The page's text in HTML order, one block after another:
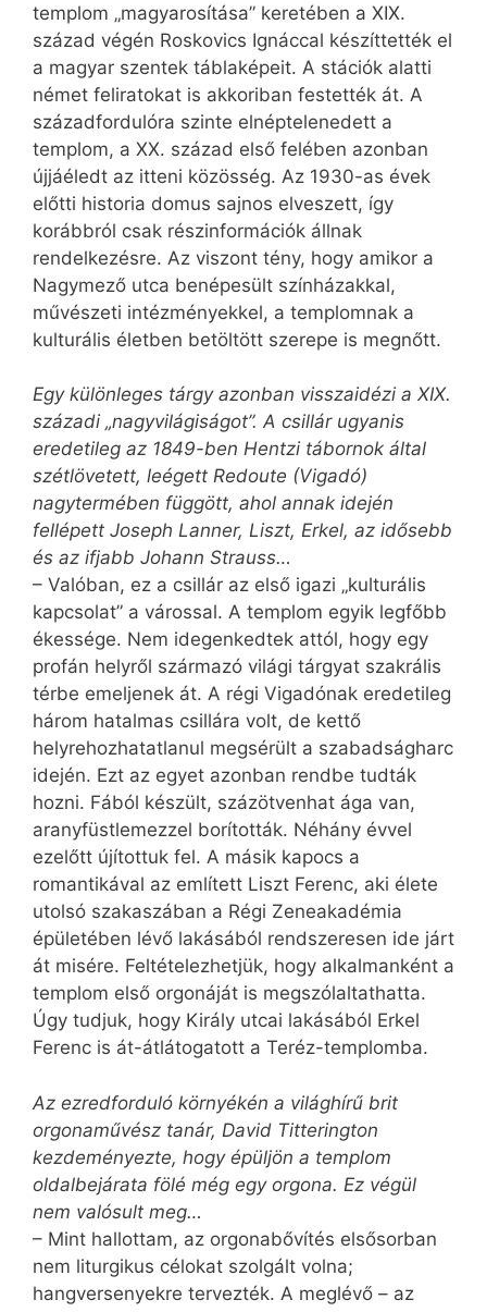
templom „magyarosítása” keretében a XIX.
század végén Roskovics Ignáccal készíttették el
a magyar szentek táblaképeit. A stációk alatti
német feliratokat is akkoriban festették át. A
századfordulóra szinte elnéptelenedett a
templom, a XX. század első felében azonban
újjáéledt az itteni közösség. Az 1930-as évek
előtti historia domus sajnos elveszett, így
korábbról csak részinformációk állnak
rendelkezésre. Az viszont tény, hogy amikor a
Nagymező utca benépesült színházakkal,
művészeti intézményekkel, a templomnak a
kulturális életben betöltött szerepe is megnőtt.
Egy különleges tárgy azonban visszaidézi a XIX.
századi „nagyvilágiságot”. A csillár ugyanis
eredetileg az 1849-ben Hentzi tábornok által
szétlövetett, leégett Redoute (Vigadó)
nagytermében függött, ahol annak idején
fellépett Joseph Lanner, Liszt, Erkel, az idősebb
és az ifjabb Johann Strauss…
– Valóban, ez a csillár az első igazi „kulturális
kapcsolat” a várossal. A templom egyik legfőbb
ékessége. Nem idegenkedtek attól, hogy egy
profán helyről származó világi tárgyat szakrális
térbe emeljenek át. A régi Vigadónak eredetileg
három hatalmas csillára volt, de kettő
helyrehozhatatlanul megsérült a szabadságharc
idején. Ezt az egyet azonban rendbe tudták
hozni. Fából készült, százötvenhat ága van,
aranyfüstlemezzel borították. Néhány évvel
ezelőtt újítottuk fel. A másik kapocs a
romantikával az említett Liszt Ferenc, aki élete
utolsó szakaszában a Régi Zeneakadémia
épületében lévő lakásából rendszeresen ide járt
át misére. Feltételezhetjük, hogy alkalmanként a
templom első orgonáját is megszólaltathatta.
Úgy tudjuk, hogy Király utcai lakásából Erkel
Ferenc is át-átlátogatott a Teréz-templomba.
Az ezredforduló környékén a világhírű brit
orgonaművész tanár, David Titterington
kezdeményezte, hogy épüljön a templom
oldalbejárata fölé még egy orgona. Ez végül
nem valósult meg…
– Mint hallottam, az orgonabővítés elsősorban
nem liturgikus célokat szolgált volna;
hangversenyekre tervezték. A meglévő – az